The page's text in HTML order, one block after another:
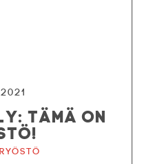
TÄMÄ ON
ryöstö